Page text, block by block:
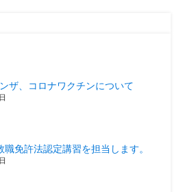
ザ、コロナワクチンについて
職免許法認定講習を担当します。